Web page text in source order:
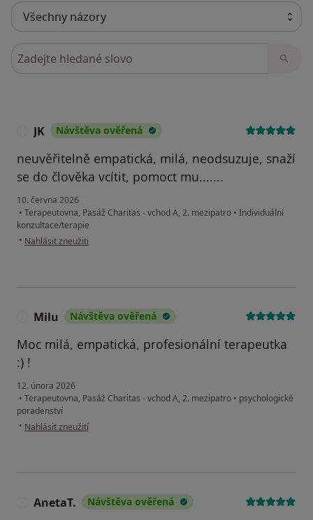
Hledejte v názorech
JK Návštěva ověřená
neuvěřitelně empatická, milá, neodsuzuje, snaží
se do člověka vcítit, pomoct mu.......
10. června 2026
• Terapeutovna, Pasáž Charitas - vchod A, 2. mezipatro • Individuální
konzultace/terapie
• podle názoru uživatele JK
Nahlásit zneužití
Milu Návštěva ověřená
Moc milá, empatická, profesionální terapeutka
:) !
12. února 2026
• Terapeutovna, Pasáž Charitas - vchod A, 2. mezipatro • psychologické
poradenství
• podle názoru uživatele Milu
Nahlásit zneužití
AnetaT. Návštěva ověřená